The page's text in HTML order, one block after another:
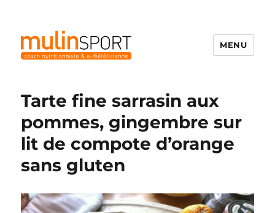
MENU
Tarte fine sarrasin aux
pommes, gingembre sur
lit de compote d’orange
sans gluten